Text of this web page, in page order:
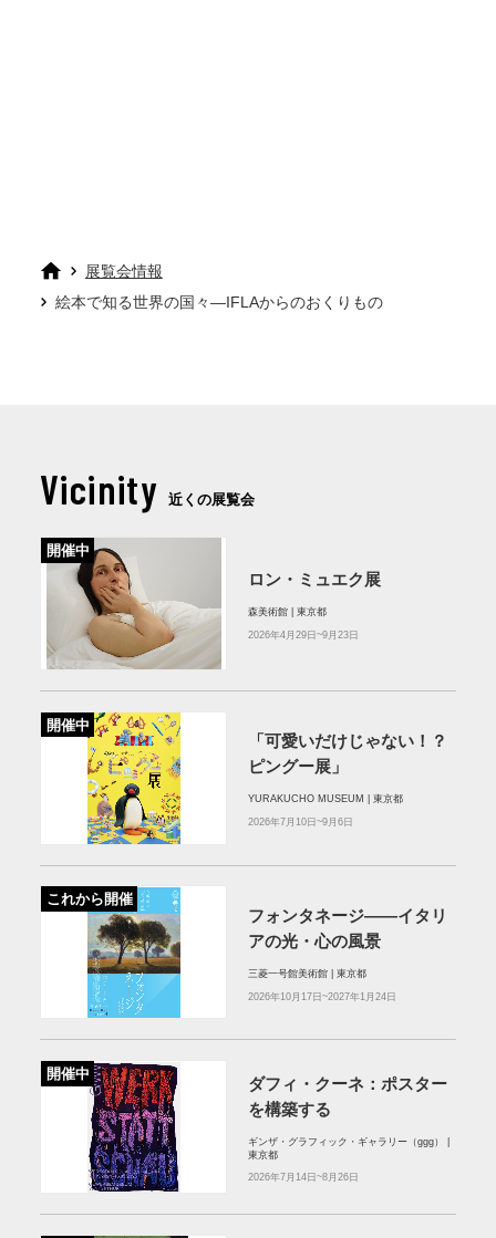
展覧会情報
絵本で知る世界の国々―IFLAからのおくりもの
Vicinity 近くの展覧会
開催中
ロン・ミュエク展
森美術館 | 東京都
2026年4月29日~9月23日
開催中
「可愛いだけじゃない！？
ピングー展」
YURAKUCHO MUSEUM | 東京都
2026年7月10日~9月6日
これから開催
フォンタネージ——イタリ
アの光・心の風景
三菱一号館美術館 | 東京都
2026年10月17日~2027年1月24日
開催中
ダフィ・クーネ：ポスター
を構築する
ギンザ・グラフィック・ギャラリー（ggg） |
東京都
2026年7月14日~8月26日